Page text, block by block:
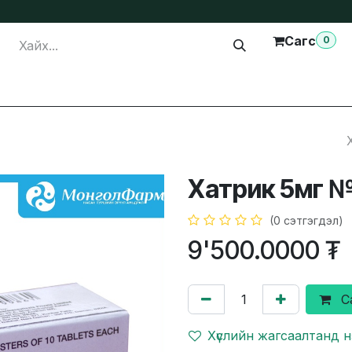
Сагс 0
Хатрик 5мг
(0 сэтгэгдэл)
9'500.0000 ₮
Хүслийн жагсаалтанд